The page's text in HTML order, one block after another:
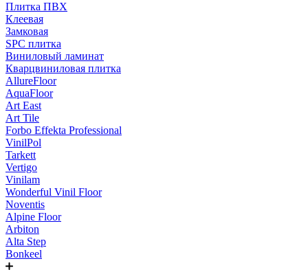
Плитка ПВХ
Клеевая
Замковая
SPC плитка
Виниловый ламинат
Кварцвиниловая плитка
AllureFloor
AquaFloor
Art East
Art Tile
Forbo Effekta Professional
VinilPol
Tarkett
Vertigo
Vinilam
Wonderful Vinil Floor
Noventis
Alpine Floor
Arbiton
Alta Step
Bonkeel